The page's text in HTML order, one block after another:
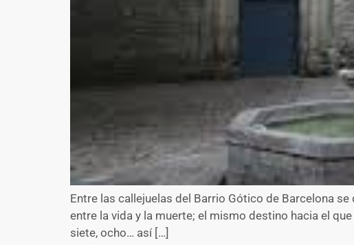
Entre las callejuelas del Barrio Gótico de Barcelona
entre la vida y la muerte; el mismo destino hacia el
siete, ocho… así […]